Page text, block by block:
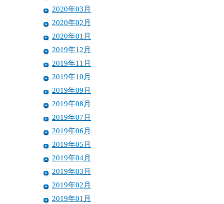
2020年03月
2020年02月
2020年01月
2019年12月
2019年11月
2019年10月
2019年09月
2019年08月
2019年07月
2019年06月
2019年05月
2019年04月
2019年03月
2019年02月
2019年01月